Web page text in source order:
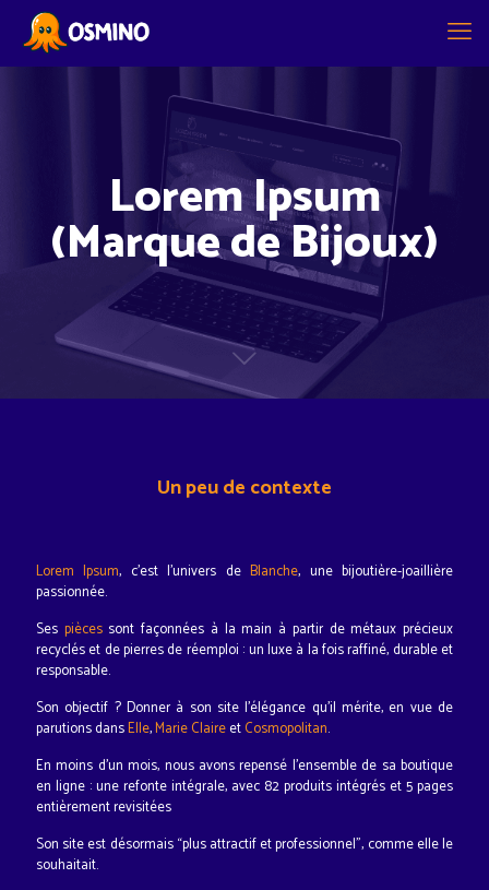
Lorem Ipsum
(Marque de Bijoux)
Un peu de contexte
Lorem Ipsum, c’est l’univers deBlanche, une bijoutière-joaillière
passionnée.
Ses piècessont façonnées à la main à partir de métaux précieux
recyclés et de pierres de réemploi : un luxe à la fois raffiné, durable et
responsable.
Son objectif ? Donner à son site l’élégance qu’il mérite, en vue de
parutions dansElle,Marie ClaireetCosmopolitan.
En moins d’un mois, nous avons repensé l’ensemble de sa boutique
en ligne : une refonte intégrale, avec 82 produits intégrés et 5 pages
entièrement revisitées
Son site est désormais “plus attractif et professionnel”, comme elle le
souhaitait.